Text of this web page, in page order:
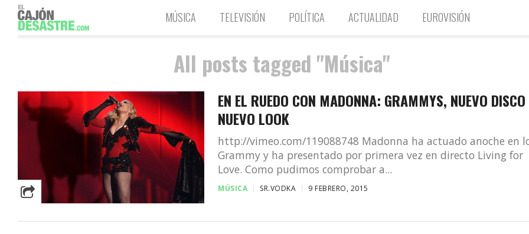
MÚSICA TELEVISIÓN POLÍTICA ACTUALIDAD EUROVISIÓN
All posts tagged "Música"
EN EL RUEDO CON MADONNA: GRAMMYS, NUEVO
NUEVO LOOK
http://vimeo.com/119088748 Madonna ha actuado anoche en
Grammy y ha presentado por primera vez en directo Living for
Love. Como pudimos comprobar a...
MÚSICA SR.VODKA 9 FEBRERO, 2015